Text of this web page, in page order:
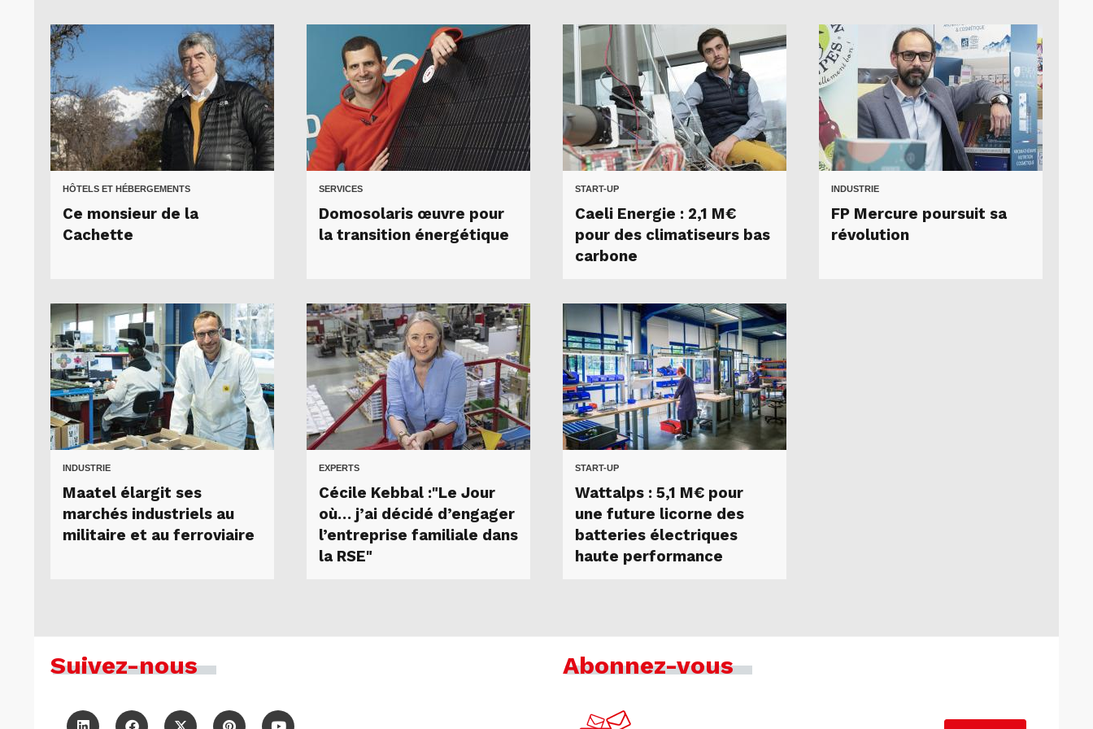
HÔTELS ET HÉBERGEMENTS
Ce monsieur de la
Cachette
SERVICES
Domosolaris œuvre pour
la transition énergétique
START-UP
Caeli Energie : 2,1 M€
pour des climatiseurs bas
carbone
INDUSTRIE
FP Mercure poursuit sa
révolution
INDUSTRIE
Maatel élargit ses
marchés industriels au
militaire et au ferroviaire
EXPERTS
Cécile Kebbal :"Le Jour
où… j’ai décidé d’engager
l’entreprise familiale dans
la RSE"
START-UP
Wattalps : 5,1 M€ pour
une future licorne des
batteries électriques
haute performance
Suivez-nous Abonnez-vous